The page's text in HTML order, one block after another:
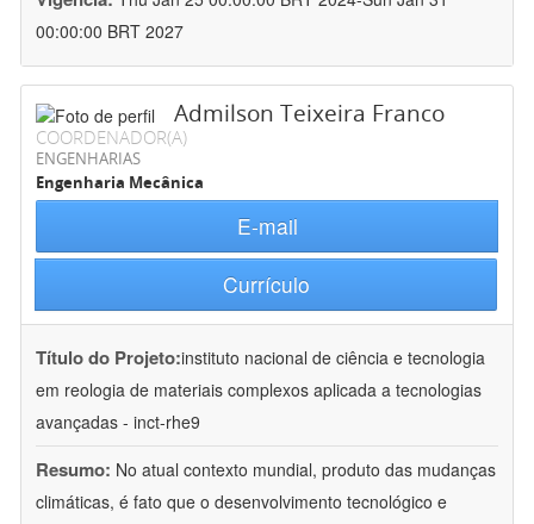
00:00:00 BRT 2027
Admilson Teixeira Franco
COORDENADOR(A)
ENGENHARIAS
Engenharia Mecânica
E-mail
Currículo
Título do Projeto:instituto nacional de ciência e tecnologia
em reologia de materiais complexos aplicada a tecnologias
avançadas - inct-rhe9
Resumo: No atual contexto mundial, produto das mudanças
climáticas, é fato que o desenvolvimento tecnológico e